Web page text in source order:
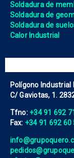
Soldadura de
Soldadura de
Soldadura de
Calor Industrial
Polígono Industrial
C/ Gaviotas, 1.
Tfno: +34 91 692
Fax: +34 91 692 60